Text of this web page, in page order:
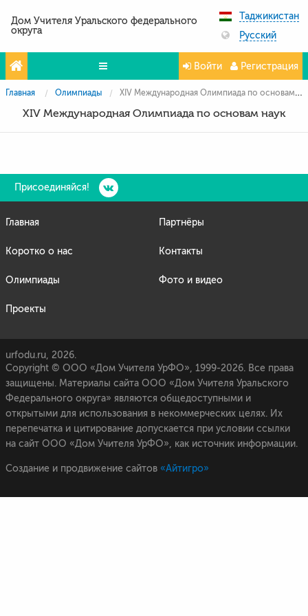
Дом Учителя Уральского федерального
округа
Таджикистан
Русский
Олимпиады
Контакты
Фото и видео
Войти Регистрация
Главная Олимпиады XIV Международная Олимпиада по основам наук
XIV Международная Олимпиада по основам наук
Присоединяйся!
Главная
Коротко о нас
Олимпиады
Проекты
Партнёры
Контакты
Фото и видео
urfodu.ru, 2026.
Copyright © ООО «Дом Учителя УрФО», 1999-2026. Все права
защищены. Материалы сайта ООО «Дом Учителя Уральского
Федерального округа» являются общедоступными и
открытыми для использования в некоммерческих целях. Их
перепечатка и цитирование допускается при условии ссылки
на сайт ООО «Дом Учителя УрФО», как источник информации.
Создание и продвижение сайтов «Айтигро»